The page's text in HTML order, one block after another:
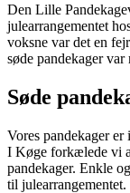
Den Lille
julearrangementet
voksne var det en
søde pandekager
Søde
Vores pandekager er
I Køge forkælede vi
pandekager. Enkle
til julearrangementet.